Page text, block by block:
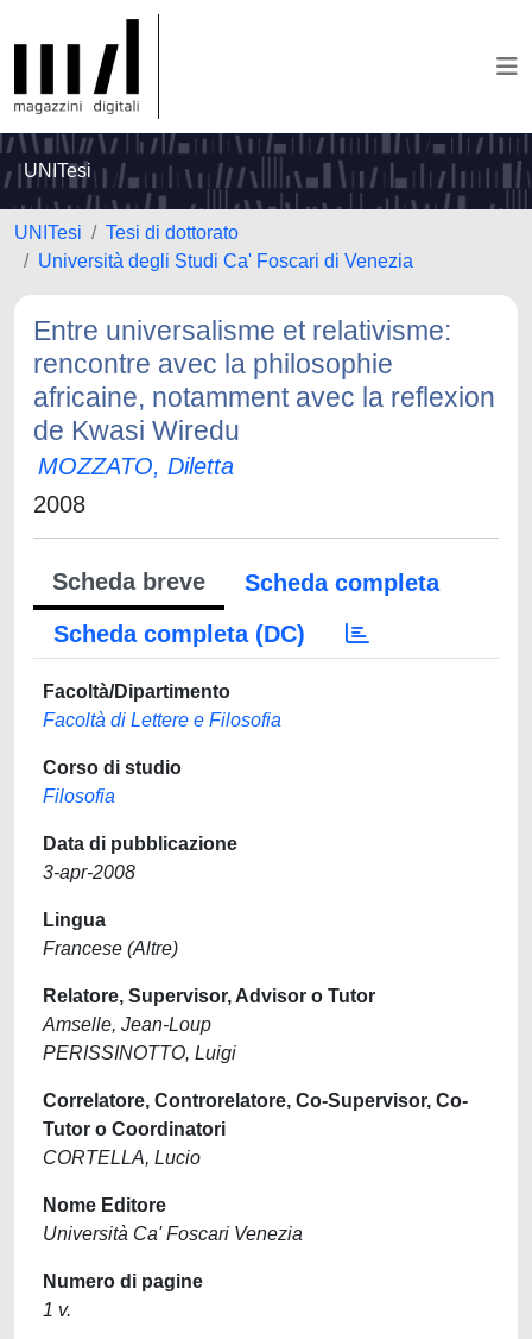
UNITesi
UNITesi
Tesi di dottorato
Università degli Studi Ca' Foscari di Venezia
Entre universalisme et relativisme:
rencontre avec la philosophie
africaine, notamment avec la reflexion
de Kwasi Wiredu
MOZZATO, Diletta
2008
Scheda breve
Scheda completa
Scheda completa (DC)
Facoltà/Dipartimento
Facoltà di Lettere e Filosofia
Corso di studio
Filosofia
Data di pubblicazione
3-apr-2008
Lingua
Francese (Altre)
Relatore, Supervisor, Advisor o Tutor
Amselle, Jean-Loup
PERISSINOTTO, Luigi
Correlatore, Controrelatore, Co-Supervisor, Co-
Tutor o Coordinatori
CORTELLA, Lucio
Nome Editore
Università Ca' Foscari Venezia
Numero di pagine
1 v.